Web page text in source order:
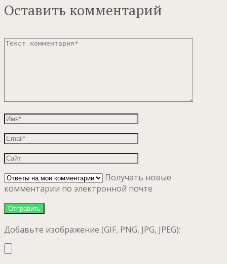
Оставить комментарий
Получать новые
комментарии по электронной почте
Добавьте изображение (GIF, PNG, JPG, JPEG):